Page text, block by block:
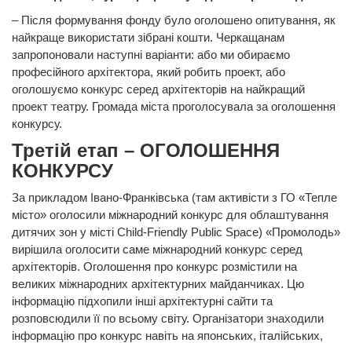
– Після формування фонду було оголошено опитування, як
найкраще використати зібрані кошти. Черкащанам
запропоновали наступні варіанти: або ми обираємо
професійного архітектора, який робить проект, або
оголошуємо конкурс серед архітекторів на найкращий
проект театру. Громада міста проголосувала за оголошення
конкурсу.
Третій етап – ОГОЛОШЕННЯ
КОНКУРСУ
За прикладом Івано-Франківська (там активісти з ГО «Тепле
місто» оголосили міжнародний конкурс для облаштування
дитячих зон у місті Child-Friendly Public Space) «Промолодь»
вирішила оголосити саме міжнародний конкурс серед
архітекторів. Оголошення про конкурс розмістили на
великих міжнародних архітектурних майданчиках. Цю
інформацію підхопили інші архітектурні сайти та
розповсюдили її по всьому світу. Організатори знаходили
інформацію про конкурс навіть на японських, італійських,